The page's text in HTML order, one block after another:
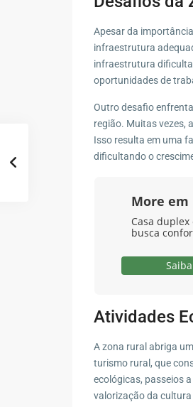
Apesar da
infraestrutura
infraestrutura dificulta
oportunidades de
Outro desafio
região. Muitas vezes,
Isso resulta em uma
dificultando o
More em
Casa
busca
Atividades
A zona rural abriga
turismo rural, que
ecológicas, passeios
valorização da cultura